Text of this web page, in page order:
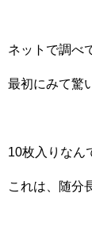
ネットで調べ
最初にみて驚
10枚入りなん
これは、随分